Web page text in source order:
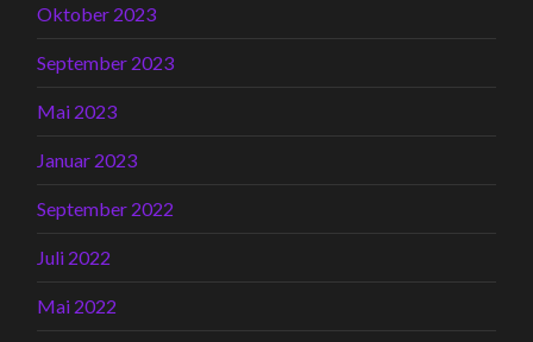
Oktober 2023
September 2023
Mai 2023
Januar 2023
September 2022
Juli 2022
Mai 2022